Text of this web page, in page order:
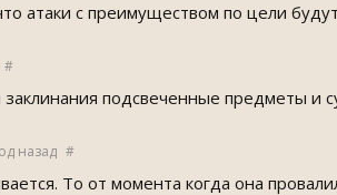
атаки с преимуществом по цели
#
подсвеченные предметы и
назад #
То от момента когда она